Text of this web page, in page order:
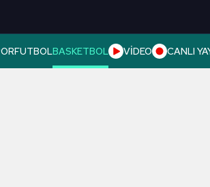
FUTBOLBASKETBOL VİDEO CANLI